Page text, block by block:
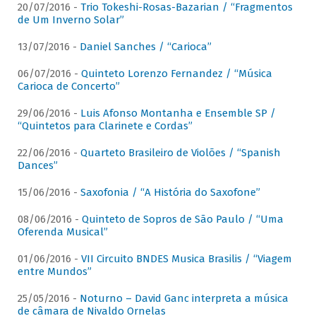
20/07/2016 - Trio Tokeshi-Rosas-Bazarian / “Fragmentos
de Um Inverno Solar”
13/07/2016 - Daniel Sanches / “Carioca”
06/07/2016 - Quinteto Lorenzo Fernandez / “Música
Carioca de Concerto”
29/06/2016 - Luis Afonso Montanha e Ensemble SP /
“Quintetos para Clarinete e Cordas”
22/06/2016 - Quarteto Brasileiro de Violões / “Spanish
Dances”
15/06/2016 - Saxofonia / “A História do Saxofone”
08/06/2016 - Quinteto de Sopros de São Paulo / “Uma
Oferenda Musical”
01/06/2016 - VII Circuito BNDES Musica Brasilis / “Viagem
entre Mundos”
25/05/2016 - Noturno – David Ganc interpreta a música
de câmara de Nivaldo Ornelas